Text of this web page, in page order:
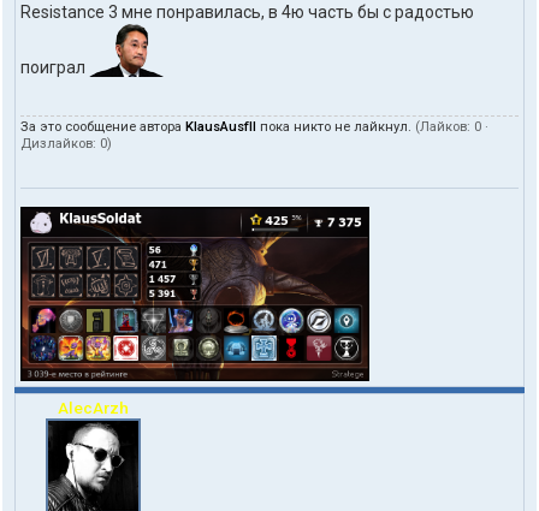
Resistance 3 мне понравилась, в 4ю часть бы с радостью
поиграл
За это сообщение автора KlausAusfII пока никто не лайкнул. (Лайков: 0 ·
Дизлайков: 0)
AlecArzh